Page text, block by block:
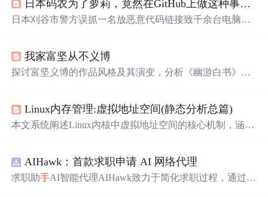
日本码农为了萝莉，竟然在GitHub上做这种事，“
日本刈谷市警方误抓一名放恶意代码链接致千余台电脑系
方案。此事引发网友质疑，有开发者在GitHub发起挑衅项
目。
我家富坚从不义博
探讨富坚义博的作品风格及其演变，分析《幽游白书》与
Linux内存管理:虚拟地址空间(静态分析总篇)
本文系统阐述Linux内核中虚拟地址空间的核心机制，涵盖
重定位、同余定理与VMA初始化。重点解析虚拟地址到物
理地址的转换流程、进程隔离性保障、外碎片优化机制，
AIHawk：首款求职申请 AI 网络代理
求职助手AI智能代理AIHawk致力于简化求职过程，通过自